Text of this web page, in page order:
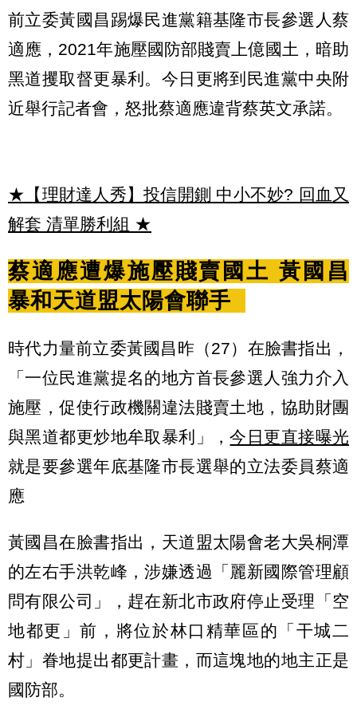
前立委黃國昌踢爆民進黨籍基隆市長參選人蔡
適應，2021年施壓國防部賤賣上億國土，暗助
黑道攫取督更暴利。今日更將到民進黨中央附
近舉行記者會，怒批蔡適應違背蔡英文承諾。
★【理財達人秀】投信開鍘 中小不妙? 回血又
解套 清單勝利組 ★
蔡適應遭爆施壓賤賣國土 黃國昌
暴和天道盟太陽會聯手
時代力量前立委黃國昌昨（27）在臉書指出，
「一位民進黨提名的地方首長參選人強力介入
施壓，促使行政機關違法賤賣土地，協助財團
與黑道都更炒地牟取暴利」，今日更直接曝光
就是要參選年底基隆市長選舉的立法委員蔡適
應
黃國昌在臉書指出，天道盟太陽會老大吳桐潭
的左右手洪乾峰，涉嫌透過「麗新國際管理顧
問有限公司」，趕在新北市政府停止受理「空
地都更」前，將位於林口精華區的「干城二
村」眷地提出都更計畫，而這塊地的地主正是
國防部。